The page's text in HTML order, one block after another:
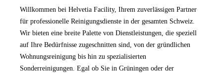
Willkommen bei Helvetia Facility, Ihrem zuverlässigen Partner
für professionelle Reinigungsdienste in der gesamten Schweiz.
Wir bieten eine breite Palette von Dienstleistungen, die speziell
auf Ihre Bedürfnisse zugeschnitten sind, von der gründlichen
Wohnungsreinigung bis hin zu spezialisierten
Sonderreinigungen. Egal ob Sie in Grüningen oder der